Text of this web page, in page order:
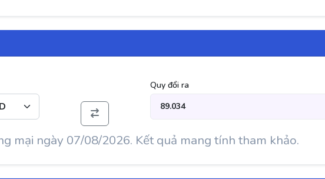
Quy đổi ra
mại ngày 07/08/2026. Kết quả mang tính tham khảo.